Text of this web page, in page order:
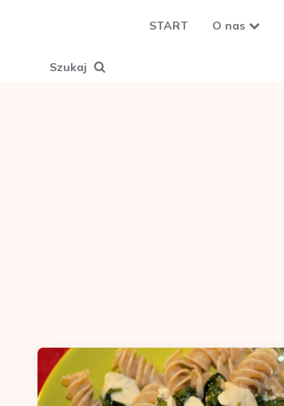
START O nas
Szukaj